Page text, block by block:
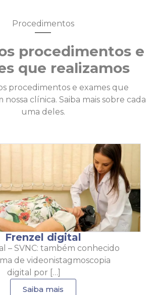
Procedimentos
procedimentos e
que realizamos
procedimentos e exames que
nossa clínica. Saiba mais sobre cada
uma deles.
Frenzel digital
– SVNC: também conhecido
de videonistagmoscopia
digital por […]
Saiba mais